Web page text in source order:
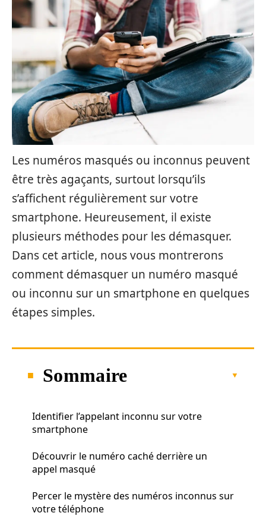
Les numéros masqués ou inconnus peuvent
être très agaçants, surtout lorsqu’ils
s’affichent régulièrement sur votre
smartphone. Heureusement, il existe
plusieurs méthodes pour les démasquer.
Dans cet article, nous vous montrerons
comment démasquer un numéro masqué
ou inconnu sur un smartphone en quelques
étapes simples.
Sommaire
Identifier l’appelant inconnu sur votre
smartphone
Découvrir le numéro caché derrière un
appel masqué
Percer le mystère des numéros inconnus sur
votre téléphone